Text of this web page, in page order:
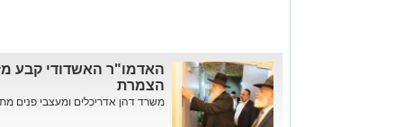
האדמו"ר האשדודי קבע
הצמרת
משרד דהן אדריכלים ומעצבי פנים